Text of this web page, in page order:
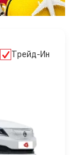
Трейд-Ин